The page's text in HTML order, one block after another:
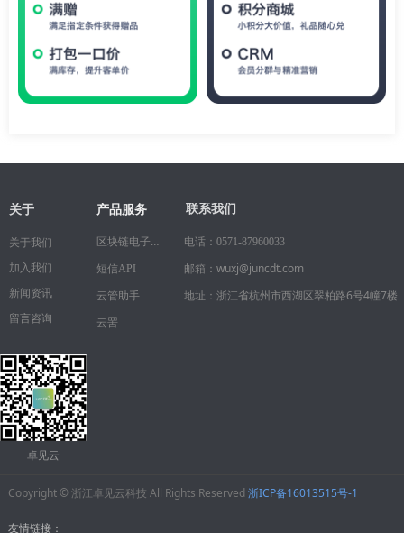
云管助手
Copyright © 浙江卓见云科技 All Rights Reserved 浙ICP备16013515号-1
关于
关于我们
加入我们
新闻资讯
留言咨询
卓见云
电话： 0571-87960033
邮箱：wuxj@juncdt.com
地址：浙江省杭州市西湖区翠柏路6号4幢7楼
联系我们
产品服务
短信API
区块链电子合同
云罟
友情链接：